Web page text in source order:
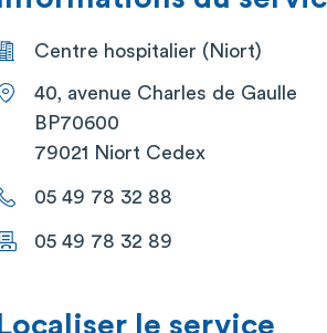
Centre hospitalier (Niort)
40, avenue Charles de Gaulle
BP70600
79021 Niort Cedex
05 49 78 32 88
05 49 78 32 89
Localiser le service